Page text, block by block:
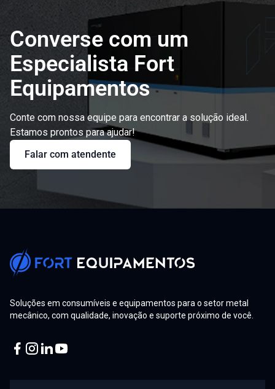
Converse com um
Especialista Fort
Equipamentos
Conte com nossa equipe para encontrar a solução ideal.
Estamos prontos para ajudar!
Falar com atendente
Soluções em consumíveis e equipamentos para o setor metal
mecânico, com qualidade, inovação e suporte próximo de você.